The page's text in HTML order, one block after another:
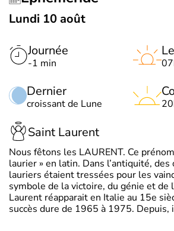
Lundi 10 août
Journée
-1 min
Dernier
croissant de Lune
Saint Laurent
Nous fêtons les LAURENT. Ce
laurier » en latin. Dans l’antiquité, des
lauriers étaient tressées pour les
symbole de la victoire, du génie et de
Laurent réapparait en Italie au 15e
succès dure de 1965 à 1975. Depuis,